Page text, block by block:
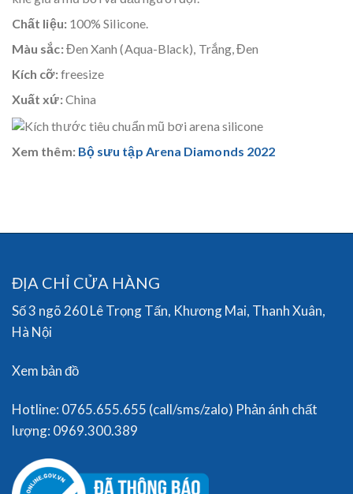
Chất liệu: 100% Silicone.
Màu sắc:Đen Xanh (Aqua-Black), Trắng, Đen
Kích cỡ:freesize
Xuất xứ:China
Xem thêm: Bộ sưu tập Arena Diamonds 2022
ĐỊA CHỈ CỬA HÀNG
Số 3 ngõ 260 Lê Trọng Tấn, Khương Mai, Thanh Xuân,
Hà Nội
Xem bản đồ
Hotline: 0765.655.655 (call/sms/zalo) Phản ánh chất
lượng: 0969.300.389